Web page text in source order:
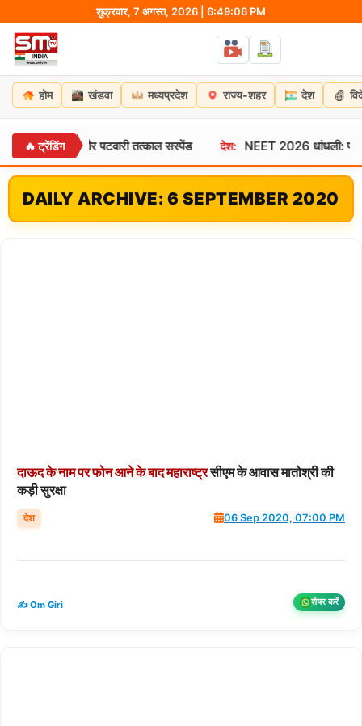
content
शुक्रवार, 7 अगस्त, 2026 | 6:49:07 PM
होम खंडवा मध्यप्रदेश राज्य-शहर देश
🔥 ट्रेंडिंग
और पटवारी तत्काल सस्पेंड देश: NEET 2026 धांधली: परीक्षा से 3 दिन
DAILY ARCHIVE: 6 SEPTEMBER 2020
दाऊदकेनामपरफोनआनेकेबादमहाराष्ट्रसीएम के आवास मातोश्री की
कड़ी सुरक्षा
देश 06 Sep 2020, 07:00 PM
✍️ Om Giri शेयर करें